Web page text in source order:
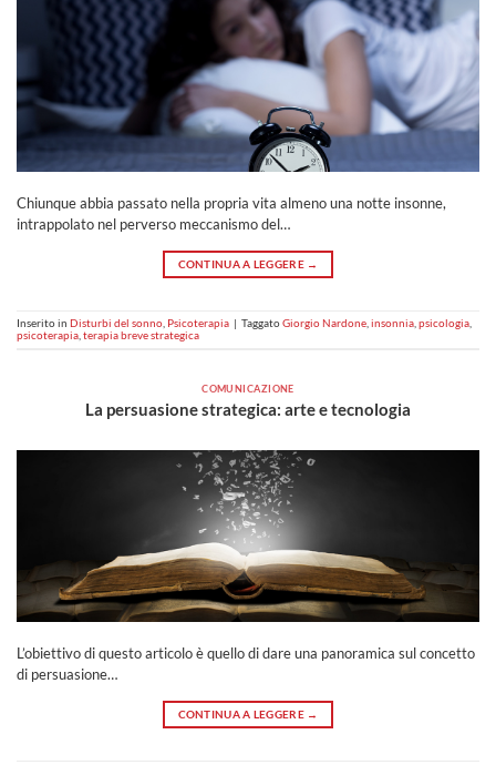
Chiunque abbia passato nella propria vita almeno una notte insonne,
intrappolato nel perverso meccanismo del…
CONTINUA A LEGGERE →
Inserito in Disturbi del sonno Psicoterapia | TaggatoGiorgio Nardone insonnia psicologia
psicoterapia terapia breve strategica
COMUNICAZIONE
La persuasione strategica: arte e tecnologia
L’obiettivo di questo articolo è quello di dare una panoramica sul concetto
di persuasione…
CONTINUA A LEGGERE →